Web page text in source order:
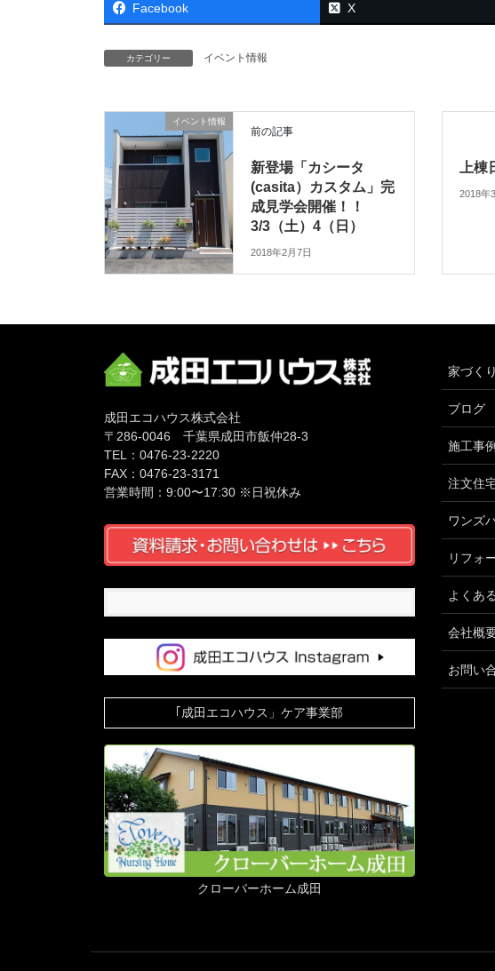
Facebook X
カテゴリー イベント情報
イベント情報
前の記事
新登場「カシータ
(casita）カスタム」完
成見学会開催！！
3/3（土）4（日）
2018年2月7日
上棟
2018年
成田エコハウス株式会社
〒286-0046 千葉県成田市飯仲28-3
TEL：0476-23-2220
FAX：0476-23-3171
営業時間：9:00〜17:30 ※日祝休み
｢成田エコハウス」ケア事業部
クローバーホーム成田
家づく
ブログ
施工事例
注文住
ワンズ
リフォ
よくあ
会社概
お問い